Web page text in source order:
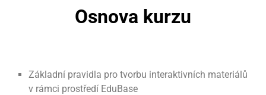
Osnova kurzu
Základní pravidla pro tvorbu interaktivních materiálů
v rámci prostředí EduBase